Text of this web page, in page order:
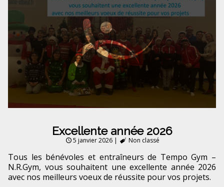
Excellente année 2026
5 janvier 2026| Non classé
Tous les bénévoles et entraîneurs de Tempo Gym –
N.R.Gym, vous souhaitent une excellente année 2026
avec nos meilleurs voeux de réussite pour vos projets.